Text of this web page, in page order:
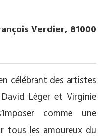
Verdier, 81000
célébrant des artistes
David Léger et Virginie
comme une
tous les amoureux du